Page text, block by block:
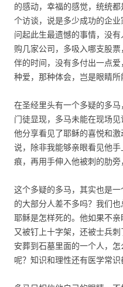
的感动，幸福的感觉，统统
个访谈，说是多少成功的企业
问起此生最遗憾的事情，没
购几家公司，多吸入哪支股
伴的时间，没有多付出一点
种爱，那种体会，岂是眼睛所
在圣经里头有一个多疑的多
门徒显现，多马未能在现场
他分享看见了耶稣的喜悦和
说，除非我能够亲眼看见他
痕，再用手伸入他被刺的肋旁
这个多疑的多马，其实也是
的大部分人差不多吗？我们
耶稣是怎样死的。他如果不
又被钉上十字架，还被士兵
安葬到石墓里面的一个人，
呢？知识和理性还有医学常识